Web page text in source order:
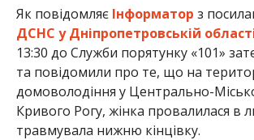
Як повідомляє Інформатор з
ДСНС у Дніпропетровській
13:30 до Служби порятунку «101»
та повідомили про те, що на
домоволодіння у Центрально-
Кривого Рогу, жінка провалилася в
травмувала нижню кінцівку.